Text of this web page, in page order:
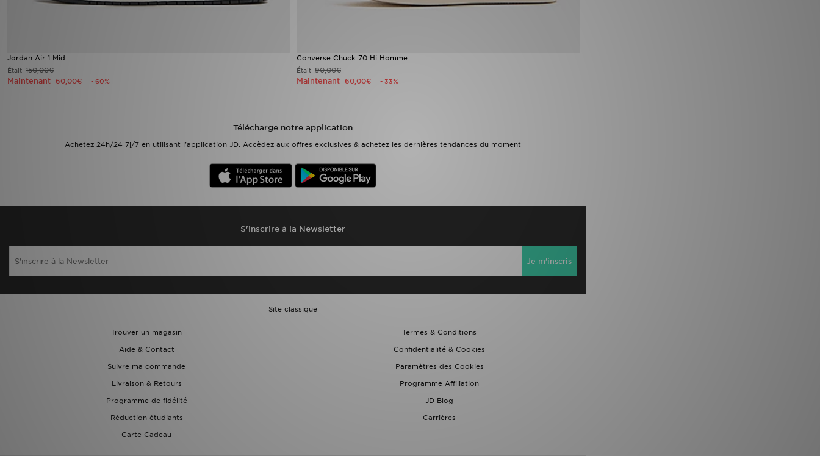
Jordan Air 1 Mid
Était150,00€
Maintenant 60,00€ - 60%
Converse Chuck 70 Hi Homme
Était90,00€
Maintenant 60,00€ - 33%
Télécharge notre application
Achetez 24h/24 7j/7 en utilisant l'application JD. Accèdez aux offres exclusives & achetez les dernières tendances du moment
S'inscrire à la Newsletter
Je m'inscris
Site classique
Trouver un magasin
Termes & Conditions
Aide & Contact
Confidentialité & Cookies
Suivre ma commande
Paramètres des Cookies
Livraison & Retours
Programme Affiliation
Programme de fidélité
JD Blog
Réduction étudiants
Carrières
Carte Cadeau